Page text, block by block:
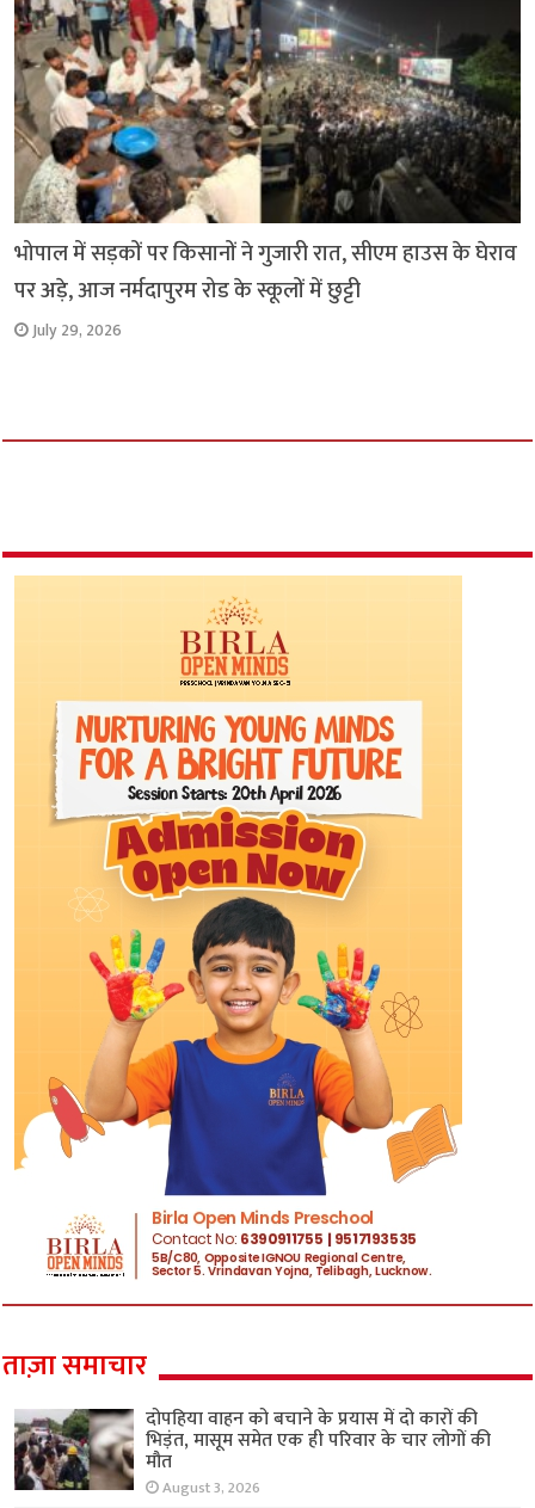
भोपाल में सड़कों पर किसानों ने गुजारी रात, सीएम हाउस के घेराव
पर अड़े, आज नर्मदापुरम रोड के स्कूलों में छुट्टी
July 29, 2026
ताज़ा समाचार
दोपहिया वाहन को बचाने के प्रयास में दो कारों की
भिड़ंत, मासूम समेत एक ही परिवार के चार लोगों की
मौत
August 3, 2026